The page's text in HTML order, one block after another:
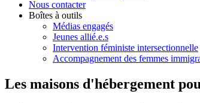
Nous contacter
Boîtes à outils
Médias engagés
Jeunes allié.e.s
Intervention féministe intersectionnelle
Accompagnement des femmes
Les maisons d'hébergement